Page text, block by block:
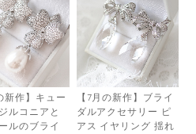
新作】キュー
ルコニアと
ルのブライ
【7月の新作】ブライ
ダルアクセサリー ピ
アス イヤリング 揺れ